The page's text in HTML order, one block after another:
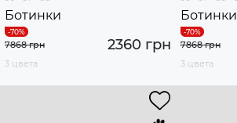
Ботинки
2360 грн
7868 грн
3 цвета
Ботинки
7868 грн
3 цвета